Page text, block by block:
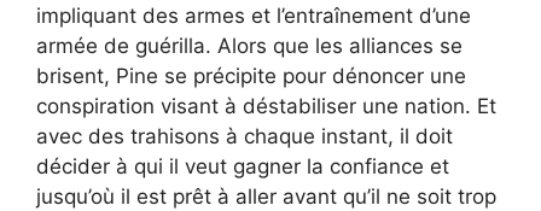
impliquant des armes et l’entraînement d’une
armée de guérilla. Alors que les alliances se
brisent, Pine se précipite pour dénoncer une
conspiration visant à déstabiliser une nation. Et
avec des trahisons à chaque instant, il doit
décider à qui il veut gagner la confiance et
jusqu’où il est prêt à aller avant qu’il ne soit trop